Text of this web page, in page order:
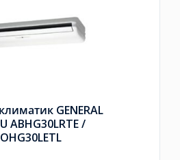
GENERAL
ABHG30LRTE /